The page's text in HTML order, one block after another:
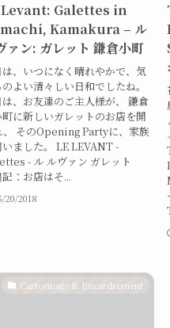
Galettes in
Kamakura – ル
ァン: ガレット 鎌倉小町
、いつになく晴れやかで、気
よい清々しい日和でしたね。
は、お友達のご主人様が、 鎌倉
町に新しいガレットのお店を開
、 そのOpening Partyに、家族
ました。 LE LEVANT -
- ル ルヴァン ガレット
記：お店はそ...
20/2018
Cartonnage & Encardrement